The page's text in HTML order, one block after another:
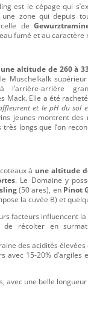
est le cépage qui
zone qui depuis
de
fumé et au caractère
une altitude de 260 à
Muschelkalk
l’arrière-arrière
Mack. Elle a été
et le pH du sol
jeunes montrent des
très longs que l’on
à une altitude
. Le Domaine y
(50 ares), en Pinot
la cuvée B) et
facteurs influencent
de récolter en
des acidités
avec 15-20% d’argiles
avec une belle